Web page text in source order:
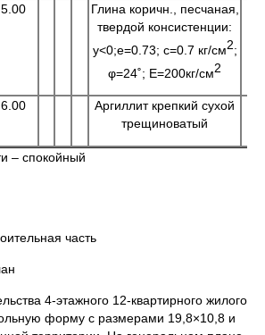
5.00
Глина коричн., песчаная,
твердой консистенции:
y<0;e=0.73; c=0.7 кг/см2;
φ=24˚; Е=200кг/см2
6.00
Аргиллит крепкий сухой
трещиноватый
– спокойный
часть
4-этажного 12-квартирного жилого
форму с размерами 19,8×10,8 и